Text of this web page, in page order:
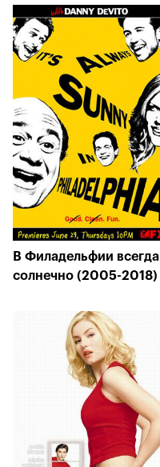
В Филадельфии всегда
солнечно (2005-2018)